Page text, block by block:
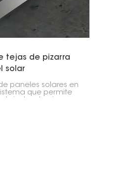
tejas de pizarra
solar
paneles solares en
que permite